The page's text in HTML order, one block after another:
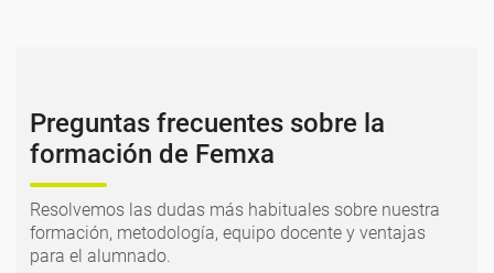
Preguntas frecuentes sobre la
formación de Femxa
Resolvemos las dudas más habituales sobre nuestra
formación, metodología, equipo docente y ventajas
para el alumnado.